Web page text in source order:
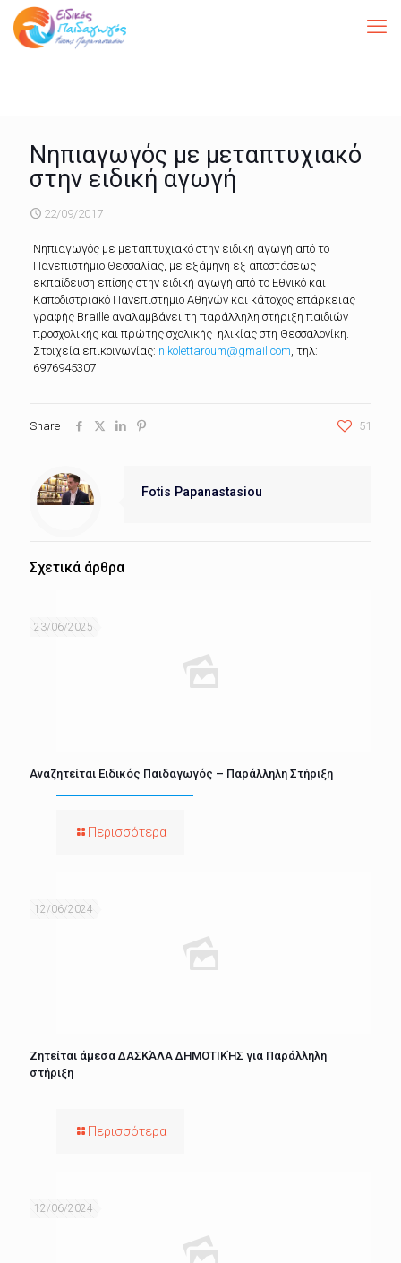
Νηπιαγωγός με μεταπτυχιακό
στην ειδική αγωγή
22/09/2017
Νηπιαγωγός με μεταπτυχιακό στην ειδική αγωγή από το
Πανεπιστήμιο Θεσσαλίας, με εξάμηνη εξ αποστάσεως
εκπαίδευση επίσης στην ειδική αγωγή από το Εθνικό και
Καποδιστριακό Πανεπιστήμιο Αθηνών και κάτοχος επάρκειας
γραφής Braille αναλαμβάνει τη παράλληλη στήριξη παιδιών
προσχολικής και πρώτης σχολικής ηλικίας στη Θεσσαλονίκη.
Στοιχεία επικοινωνίας: nikolettaroum@gmail.com, τηλ:
6976945307
Share 51
Fotis Papanastasiou
Σχετικά άρθρα
23/06/2025
Αναζητείται Ειδικός Παιδαγωγός – Παράλληλη Στήριξη
Περισσότερα
12/06/2024
Ζητείται άμεσα ΔΑΣΚΆΛΑ ΔΗΜΟΤΙΚΉΣ για Παράλληλη
στήριξη
Περισσότερα
12/06/2024